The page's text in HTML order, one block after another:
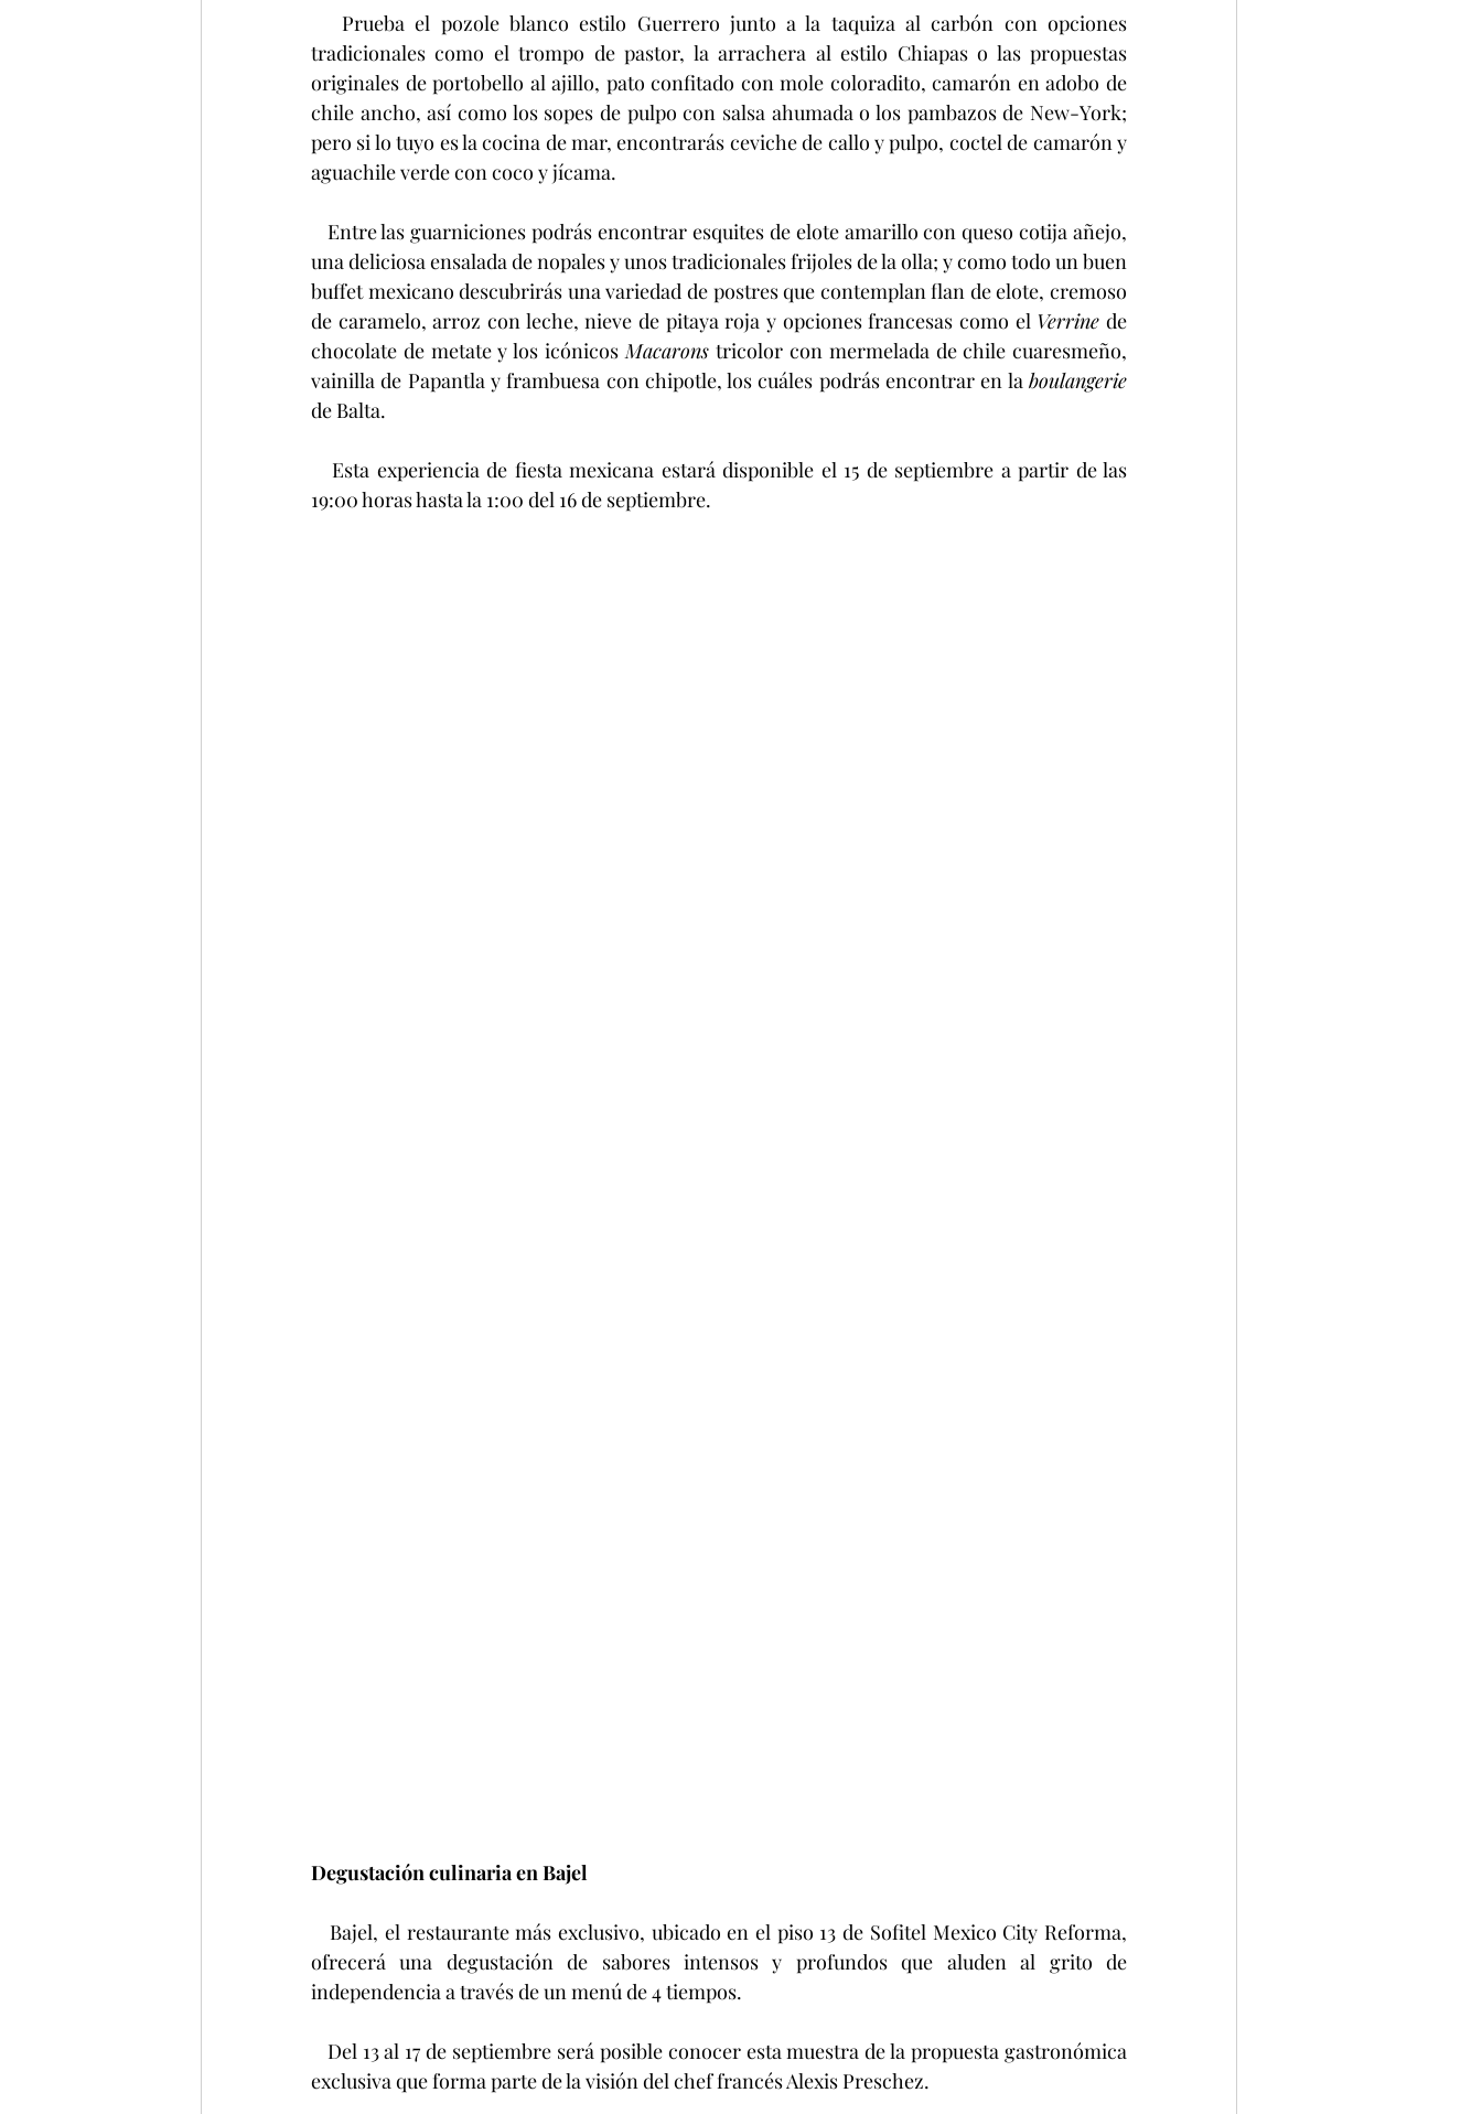
tradicionales como el trompo de pastor, la arrachera al estilo Chiapas o las propuestas
originales de portobello al ajillo, pato confitado con mole coloradito, camarón en adobo de
chile ancho, así como los sopes de pulpo con salsa ahumada o los pambazos de New-York;
pero si lo tuyo es la cocina de mar, encontrarás ceviche de callo y pulpo, coctel de camarón y
aguachile verde con coco y jícama.
una deliciosa ensalada de nopales y unos tradicionales frijoles de la olla; y como todo un buen
buffet mexicano descubrirás una variedad de postres que contemplan flan de elote, cremoso
de caramelo, arroz con leche, nieve de pitaya roja y opciones francesas como el Verrine de
chocolate de metate y los icónicos Macarons tricolor con mermelada de chile cuaresmeño,
vainilla de Papantla y frambuesa con chipotle, los cuáles podrás encontrar en la boulangerie
de Balta.
19:00 horas hasta la 1:00 del 16 de septiembre.
Degustación culinaria en Bajel
ofrecerá una degustación de sabores intensos y profundos que aluden al grito de
independencia a través de un menú de 4 tiempos.
exclusiva que forma parte de la visión del chef francés Alexis Preschez.